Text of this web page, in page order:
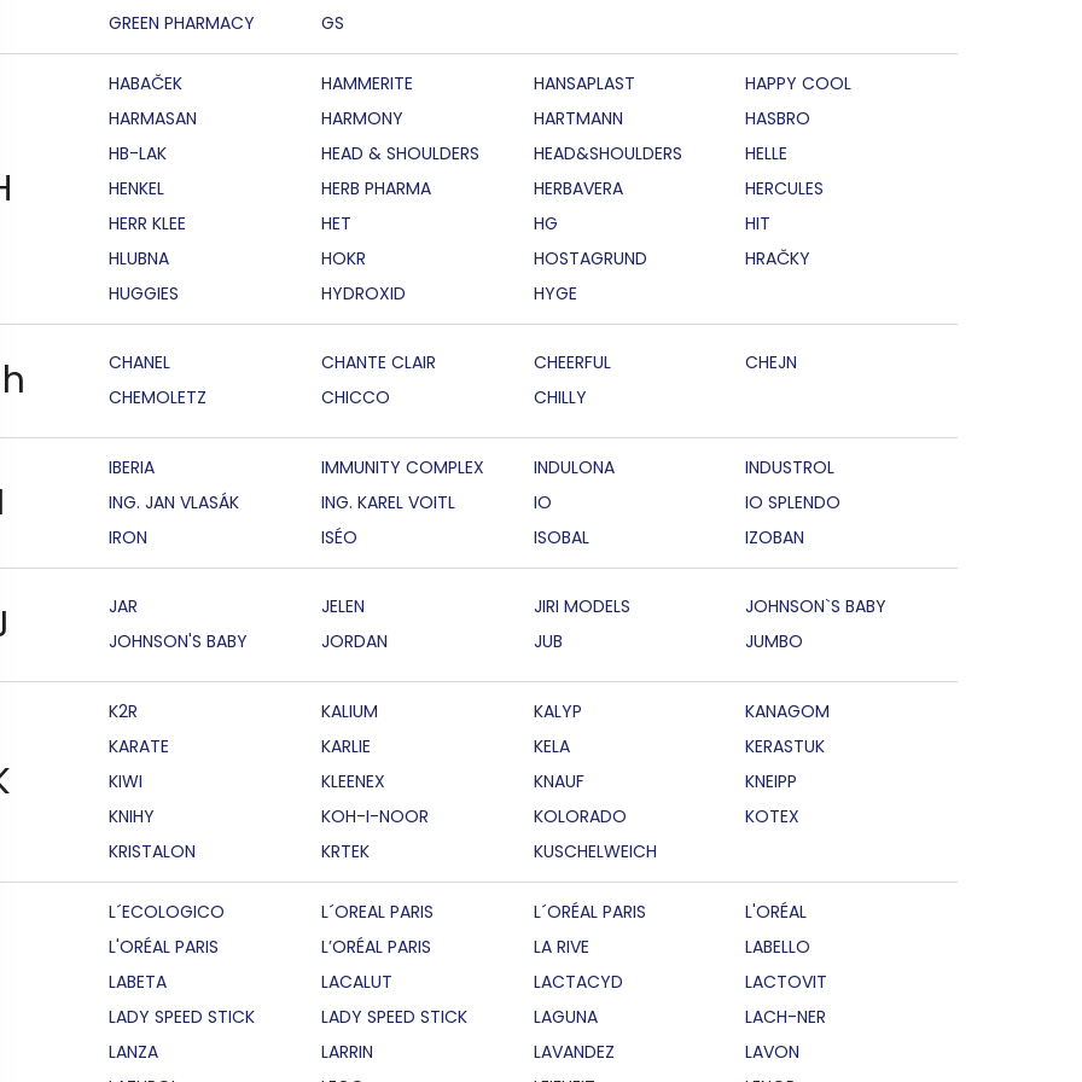
GREEN PHARMACY GS
HABAČEK HAMMERITE HANSAPLAST
HAPPY COOL
HARMASAN
HARMONY HARTMANN
HASBRO
HB-LAK
HEAD & SHOULDERS HEAD&SHOULDERS
HELLE
HENKEL
HERB PHARMA HERBAVERA
HERCULES
HERR KLEE
HET HG
HIT
HLUBNA
HOKR HOSTAGRUND
HRAČKY
HUGGIES
HYDROXID HYGE
CHANEL CHANTE CLAIR CHEERFUL
CHEJN
CHEMOLETZ
CHICCO CHILLY
IBERIA IMMUNITY COMPLEX INDULONA
INDUSTROL
ING. JAN VLASÁK
ING. KAREL VOITL IO
IO SPLENDO
IRON
ISÉO ISOBAL IZOBAN
JAR JELEN JIRI MODELS
JOHNSON`S BABY
JOHNSON'S BABY
JORDAN JUB JUMBO
K2R KALIUM KALYP
KANAGOM
KARATE
KARLIE KELA
KERASTUK
KIWI
KLEENEX KNAUF
KNEIPP
KNIHY
KOH-I-NOOR KOLORADO
KOTEX
KRISTALON
KRTEK KUSCHELWEICH
L´ECOLOGICO L´OREAL PARIS L´ORÉAL PARIS
L'ORÉAL
L'ORÉAL PARIS
L’ORÉAL PARIS LA RIVE
LABELLO
LABETA
LACALUT LACTACYD
LACTOVIT
LADY SPEED STICK
LADY SPEED STICK LAGUNA
LACH-NER
LANZA
LARRIN LAVANDEZ
LAVON